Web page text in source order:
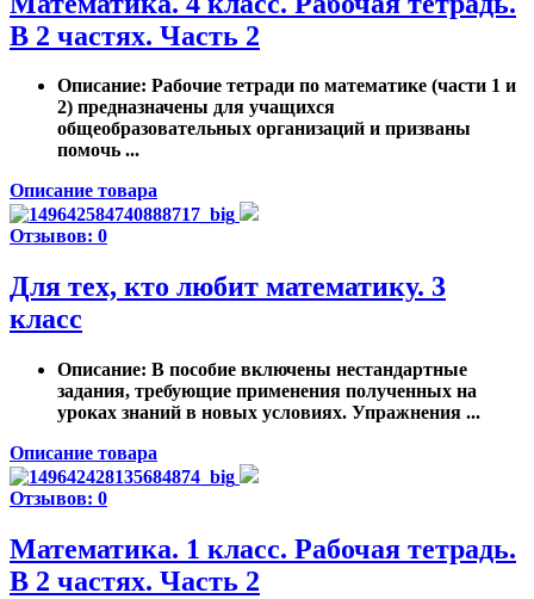
В 2 частях. Часть 2
Описание: Рабочие тетради по математике (части 1 и
2) предназначены для учащихся
общеобразовательных организаций и призваны
помочь ...
Описание товара
Отзывов: 0
Для тех, кто любит математику. 3
класс
Описание: В пособие включены нестандартные
задания, требующие применения полученных на
уроках знаний в новых условиях. Упражнения ...
Описание товара
Отзывов: 0
Математика. 1 класс. Рабочая тетрадь.
В 2 частях. Часть 2